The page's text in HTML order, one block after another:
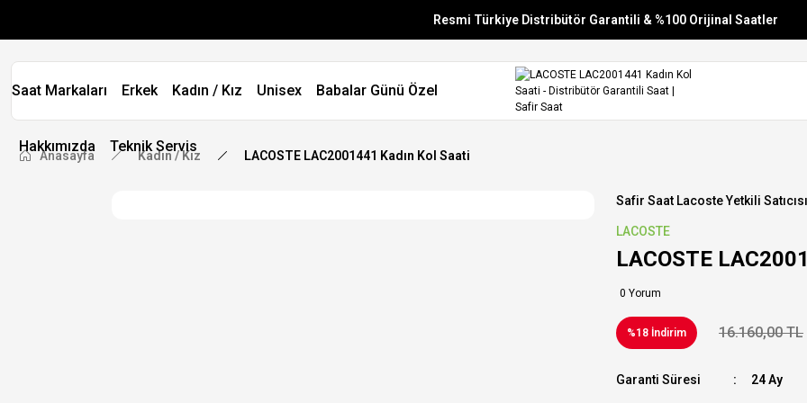
Resmi Türkiye Distribütör Garantili & %100 Orijinal Saatler
Vade Farksız 6 Taksit
Aynı Gün Stoktan Gönderim
Saat Markaları Erkek Kadın / Kız Unisex Babalar Günü Özel
Hakkımızda Teknik Servis
Anasayfa Kadın / Kız LACOSTE LAC2001441 Kadın Kol Saati
Safir Saat Lacoste Yetkili
LACOSTE
LACOSTE
0 Yorum
%18 İndirim 16.160,00 TL
Garanti Süresi 24 Ay